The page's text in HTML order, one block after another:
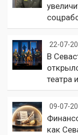
22-07-
В
театра
09-07-
как